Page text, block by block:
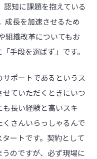
知に課題を抱えている
成長を加速させるため
組織改革についてもお
手段を選ばず」です。
ポートであるというス
ていただくときにいつ
長い経験と高いスキ
さんいらっしゃるんで
ートです。契約として
のですが、必ず現場に